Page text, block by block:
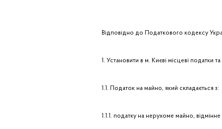
Відповідно до Податкового кодексу
1. Установити в м. Києві місцеві податки
1.1. Податок на майно, який складається з:
1.1.1. податку на нерухоме майно, відмінне